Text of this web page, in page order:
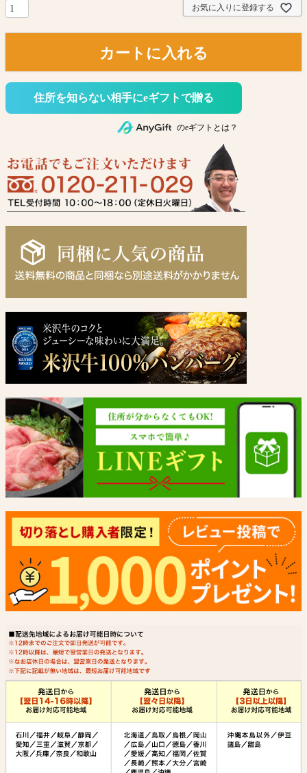
お気に入りに登録する
カートに入れる
住所を知らない相手にeギフトで贈る
のeギフトとは？